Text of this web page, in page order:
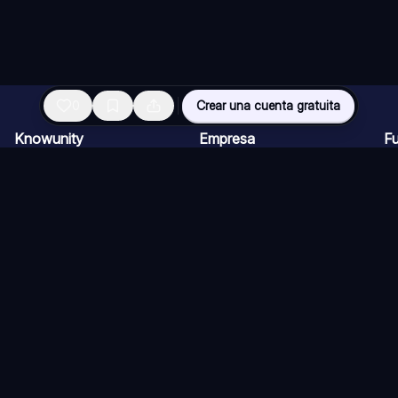
Crear una cuenta gratuita
Knowunity Empresa